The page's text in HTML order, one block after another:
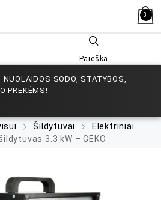
3
Paieška
NUOLAIDOS SODO, STATYBOS,
PREKĖMS!
Šildytuvai
Elektriniai
3.3 kW – GEKO